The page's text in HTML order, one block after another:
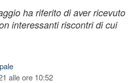
ha riferito di aver ricevuto
interessanti riscontri di cui
alle ore 10:52